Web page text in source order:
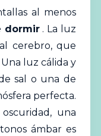
al menos
dormir. La luz
cerebro, que
luz cálida y
sal o una de
perfecta.
una
ámbar es